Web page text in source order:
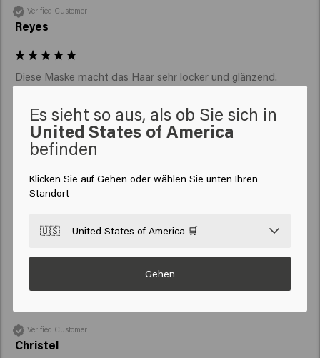
Verified Customer
Reyes
Diese Maske macht das Haar sehr locker und glänzend.
Rosalinda
Ich liebe es Tolles Produkt und toller Duft.
Verified Customer
Christel
Es sieht so aus, als ob Sie sich in
United States of America
befinden
Klicken Sie auf Gehen oder wählen Sie unten Ihren
Standort
🇺🇸 United States of America 🛒
Gehen